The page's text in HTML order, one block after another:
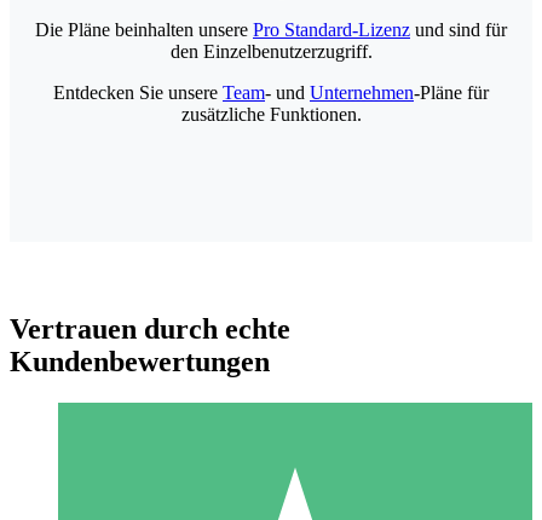
Die Pläne beinhalten unsere Pro Standard-Lizenz und sind für
den Einzelbenutzerzugriff.
Entdecken Sie unsere Team- und Unternehmen-Pläne für
zusätzliche Funktionen.
Vertrauen durch echte
Kundenbewertungen